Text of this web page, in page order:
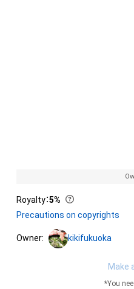
Royalty：5%
Precautions on copyrights
Owner: kikifukuoka
Make
*You